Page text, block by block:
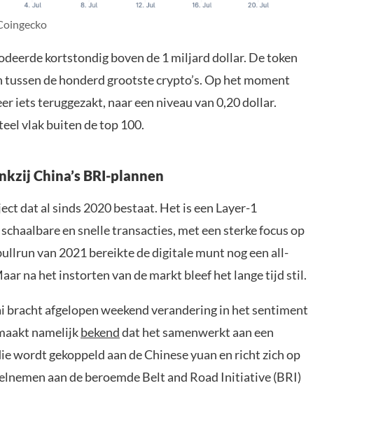
kortstondig boven de 1 miljard dollar. De token
tussen de honderd grootste crypto’s. Op het moment
iets teruggezakt, naar een niveau van 0,20 dollar.
vlak buiten de top 100.
China’s BRI-plannen
dat al sinds 2020 bestaat. Het is een Layer-1
en snelle transacties, met een sterke focus op
van 2021 bereikte de digitale munt nog een all-
na het instorten van de markt bleef het lange tijd stil.
bracht afgelopen weekend verandering in het sentiment
namelijkbekenddat het samenwerkt aan een
wordt gekoppeld aan de Chinese yuan en richt zich op
aan de beroemde Belt and Road Initiative (BRI)